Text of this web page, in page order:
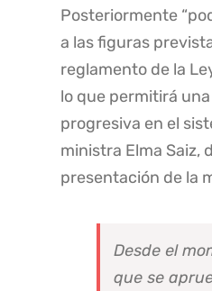
Posteriormente
a las figuras
reglamento de la
lo que permitirá
progresiva en el
ministra Elma Saiz,
presentación de la
Desde el
que se